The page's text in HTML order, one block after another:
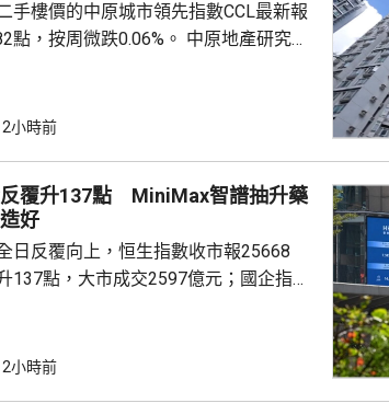
手樓價的中原城市領先指數CCL最新報
，按周微跌0.06%。 中原地產研究部
造成拉鋸局面，致成交量減少，樓價出
有轉勢向下。她指，近期內地接連執行
金管理措施令股市波動，業主買家均轉
，部分業主...
2小時前
覆升137點 MiniMax智譜抽升藥
好
日反覆向上，恒生指數收市報25668
137點，大市成交2597億元；國企指數
，MiniMax(00100.HK)升近1成，報
2小時前